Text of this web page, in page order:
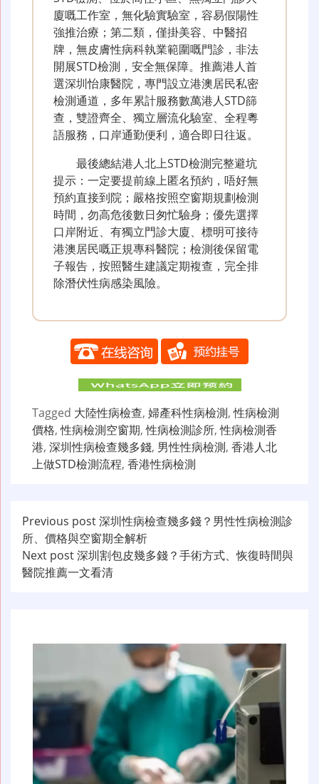
廈嘅工作室，無化驗實驗室，容易假陽性
強推治療；第二類，僅掛美容、中醫招
牌，無皮膚性病科執業範圍嘅門診，非法
開展STD檢測，安全無保障。推薦港人首
選深圳怡康醫院，專門設立港澳居民私密
檢測通道，多年累計服務數萬港人STD篩
查，雙證齊全、獨立層流化驗室、全程粵
語服務，口岸通勤便利，適合即日往返。
最後總結港人北上STD檢測完整避坑
提示：一定要提前線上匿名預約，唔好無
預約直接到院；嚴格按照空窗期規劃檢測
時間，勿高危後數日匆忙驗身；優先選擇
口岸附近、有獨立門診大廈、標明可接待
港澳居民嘅正規專科醫院；檢測後保留電
子報告，按照醫生建議定期複查，完全排
除潛伏性病感染風險。
Tagged 大陸性病檢查, 婦產科性病檢測,性病檢測
價格,性病檢測空窗期,性病檢測診所,性病檢測香
港, 深圳性病檢查幾多錢, 男性性病檢測, 香港人北
上做STD檢測流程, 香港性病檢測
文
章
导
Previous post深圳性病檢查幾多錢？男性性病檢測診
所、價格與空窗期全解析
Next post深圳割包皮幾多錢？手術方式、恢復時間與
醫院推薦一文看清